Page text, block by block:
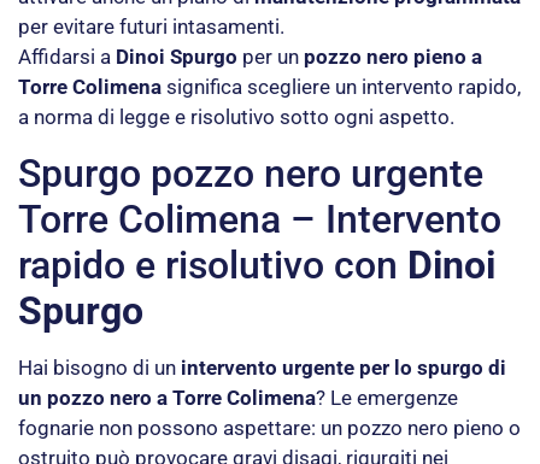
per evitare futuri intasamenti.
Affidarsi a Dinoi Spurgo per un pozzo nero pieno a
Torre Colimena significa scegliere un intervento rapido,
a norma di legge e risolutivo sotto ogni aspetto.
Spurgo pozzo nero urgente
Torre Colimena – Intervento
rapido e risolutivo con Dinoi
Spurgo
Hai bisogno di un intervento urgente per lo spurgo di
un pozzo nero a Torre Colimena? Le emergenze
fognarie non possono aspettare: un pozzo nero pieno o
ostruito può provocare gravi disagi, rigurgiti nei